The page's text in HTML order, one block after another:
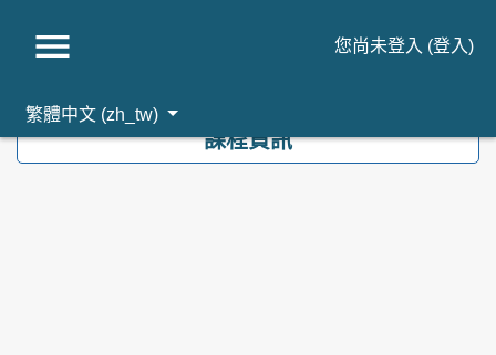
您尚未登入 (登入)
繁體中文 ‎(zh_tw)‎
課程資訊